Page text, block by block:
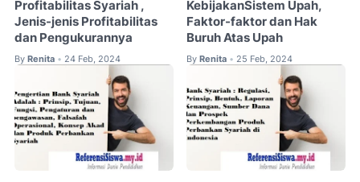
Profitabilitas Syariah ,
Jenis-jenis Profitabilitas
dan Pengukurannya
By Renita • 24 Feb, 2024
KebijakanSistem Upah,
Faktor-faktor dan Hak
Buruh Atas Upah
By Renita • 25 Feb, 2024